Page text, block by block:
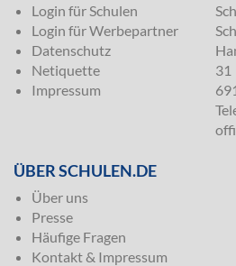
Login für Schulen
Login für Werbepartner
Datenschutz
Netiquette
Impressum
31
ÜBER SCHULEN.DE
Über uns
Presse
Häufige Fragen
Kontakt & Impressum